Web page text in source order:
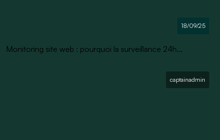
18/09/25
Monitoring site web : pourquoi la surveillance 24h...
captainadmin